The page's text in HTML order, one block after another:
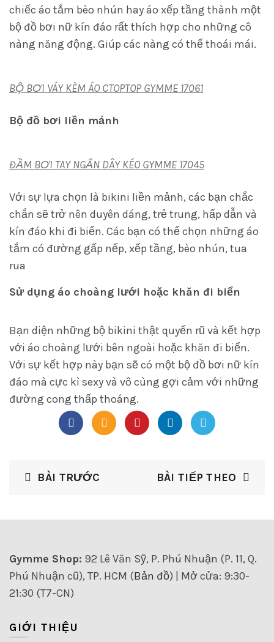
chiếc áo tắm bèo nhún hay áo xếp tầng thành một
bộ đồ bơi nữ kín đáo rất thích hợp cho những cô
nàng năng động. Giúp các nàng có thể thoái mái.
BỘ BƠI VÁY KÈM ÁO CTOPTOP GYMME 17061
Bộ đồ bơi liền mảnh
ĐẦM BƠI TAY NGẮN DÂY KÉO GYMME 17045
Với sự lựa chọn là bikini liền mảnh, các bạn chắc
chắn sẽ trở nên duyên dáng, trẻ trung, hấp dẫn và
kín đáo khi đi biển. Các bạn có thể chọn những áo
tắm có đường gấp nếp, xếp tầng, bèo nhún, tua
rua
Sử dụng áo choàng lưới hoặc khăn đi biển
Bạn diện những bộ bikini thật quyến rũ và kết hợp
với áo choàng lưới bên ngoài hoặc khăn đi biển.
Với sự kết hợp này bạn sẽ có một bộ đồ bơi nữ kín
đáo mà cực kì sexy và vô cùng gợi cảm với những
đường cong thấp thoáng.
BÀI TRƯỚC BÀI TIẾP THEO
Gymme Shop: 92 Lê Văn Sỹ, P. Phú Nhuận (P. 11, Q.
Phú Nhuận cũ), TP. HCM (Bản đồ) | Mở cửa: 9:30-
21:30 (T7-CN)
GIỚI THIỆU